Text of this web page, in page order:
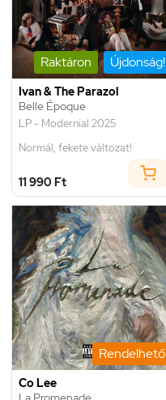
Raktáron Újdonság!
Ivan & The Parazol
Belle Époque
LP - Modernial 2025
Normál, fekete változat!
11 990 Ft
Rendelhető
Co Lee